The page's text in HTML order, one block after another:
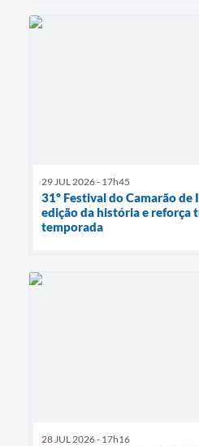
29 JUL 2026 - 17h45
31º Festival do Camarão
edição da história e reforça
temporada
28 JUL 2026 - 17h16